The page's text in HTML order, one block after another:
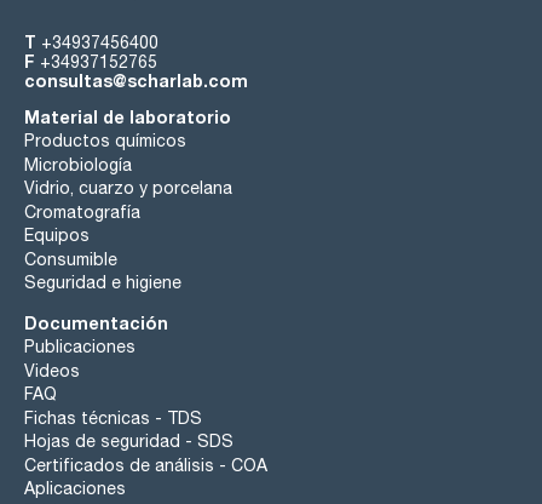
T +34937456400
F +34937152765
consultas@scharlab.com
Material de laboratorio
Productos químicos
Microbiología
Vidrio, cuarzo y porcelana
Cromatografía
Equipos
Consumible
Seguridad e higiene
Documentación
Publicaciones
Videos
FAQ
Fichas técnicas - TDS
Hojas de seguridad - SDS
Certificados de análisis - COA
Aplicaciones